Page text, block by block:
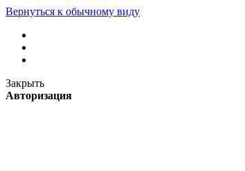
Вернуться к обычному виду
Закрыть
Авторизация